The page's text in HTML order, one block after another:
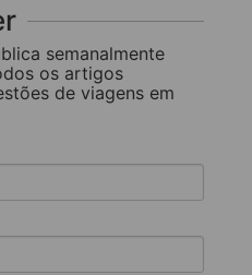
semanalmente
os artigos
de viagens em